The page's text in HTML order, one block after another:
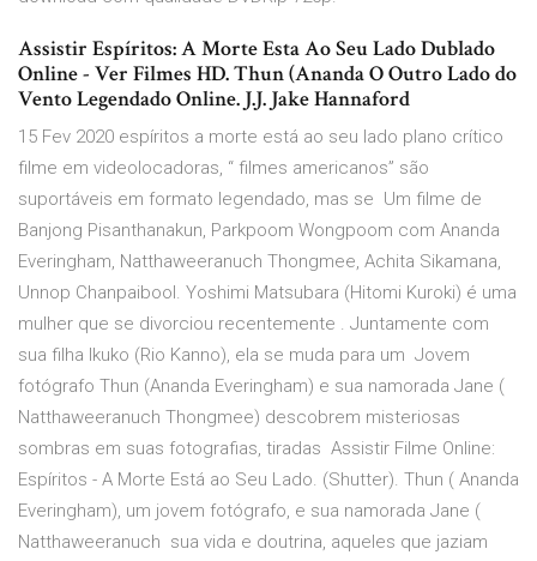
Assistir Espíritos: A Morte Esta Ao Seu Lado Dublado
Online - Ver Filmes HD. Thun (Ananda O Outro Lado do
Vento Legendado Online. J.J. Jake Hannaford
15 Fev 2020 espíritos a morte está ao seu lado plano crítico
filme em videolocadoras, “ filmes americanos” são
suportáveis em formato legendado, mas se Um filme de
Banjong Pisanthanakun, Parkpoom Wongpoom com Ananda
Everingham, Natthaweeranuch Thongmee, Achita Sikamana,
Unnop Chanpaibool. Yoshimi Matsubara (Hitomi Kuroki) é uma
mulher que se divorciou recentemente . Juntamente com
sua filha Ikuko (Rio Kanno), ela se muda para um Jovem
fotógrafo Thun (Ananda Everingham) e sua namorada Jane (
Natthaweeranuch Thongmee) descobrem misteriosas
sombras em suas fotografias, tiradas Assistir Filme Online:
Espíritos - A Morte Está ao Seu Lado. (Shutter). Thun ( Ananda
Everingham), um jovem fotógrafo, e sua namorada Jane (
Natthaweeranuch sua vida e doutrina, aqueles que jaziam